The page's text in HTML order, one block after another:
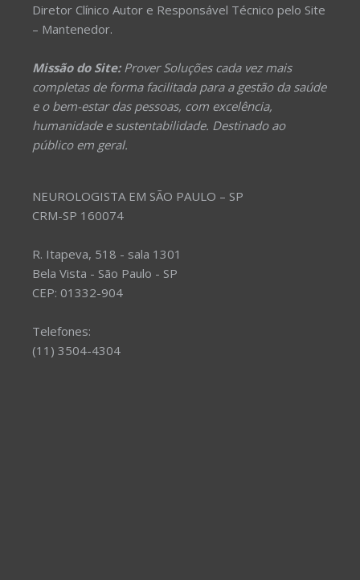
Diretor Clínico Autor e Responsável Técnico pelo Site
– Mantenedor.
Missão do Site:Prover Soluções cada vez mais
completas de forma facilitada para a gestão da saúde
e o bem-estar das pessoas, com excelência,
humanidade e sustentabilidade. Destinado ao
público em geral.
NEUROLOGISTA EM SÃO PAULO – SP
CRM-SP 160074
R. Itapeva, 518 - sala 1301
Bela Vista - São Paulo - SP
CEP: 01332-904
Telefones:
(11) 3504-4304